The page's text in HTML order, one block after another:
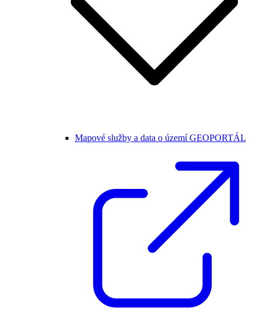
Mapové služby a data o území GEOPORTÁL